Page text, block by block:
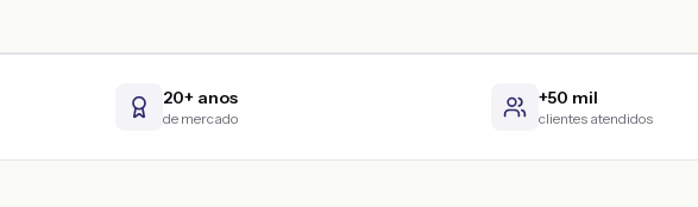
20+ anos
de mercado
+50 mil
clientes atendidos